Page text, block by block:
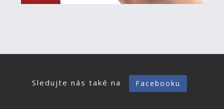
Sledujte nás také na Facebooku